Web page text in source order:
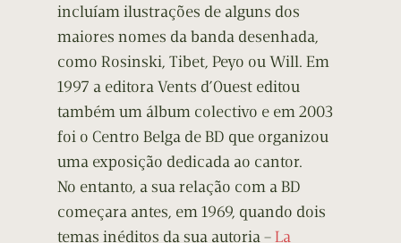
incluíam ilustrações de alguns dos
maiores nomes da banda desenhada,
como Rosinski, Tibet, Peyo ou Will. Em
1997 a editora Vents d’Ouest editou
também um álbum colectivo e em 2003
foi o Centro Belga de BD que organizou
uma exposição dedicada ao cantor.
No entanto, a sua relação com a BD
começara antes, em 1969, quando dois
temas inéditos da sua autoria –La